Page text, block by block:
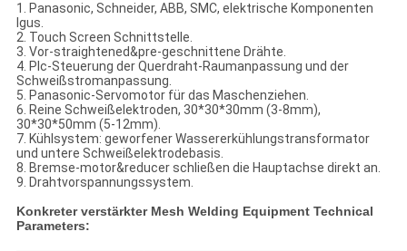
1. Panasonic, Schneider, ABB, SMC, elektrische Komponenten
Igus.
2. Touch Screen Schnittstelle.
3. Vor-straightened&pre-geschnittene Drähte.
4. Plc-Steuerung der Querdraht-Raumanpassung und der
Schweißstromanpassung.
5. Panasonic-Servomotor für das Maschenziehen.
6. Reine Schweißelektroden, 30*30*30mm (3-8mm),
30*30*50mm (5-12mm).
7. Kühlsystem: geworfener Wassererkühlungstransformator
und untere Schweißelektrodebasis.
8. Bremse-motor&reducer schließen die Hauptachse direkt an.
9. Drahtvorspannungssystem.
Konkreter verstärkter Mesh Welding Equipment Technical
Parameters: